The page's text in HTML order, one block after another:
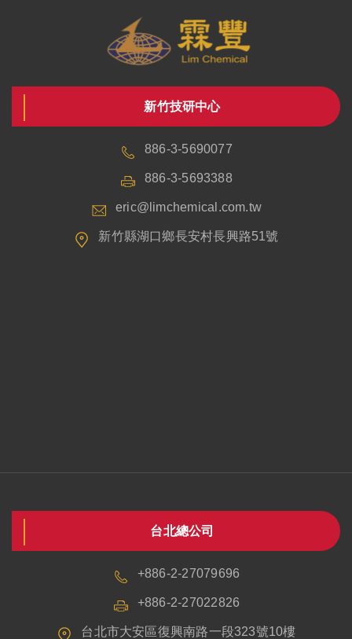
新竹技研中心
886-3-5690077
886-3-5693388
eric@limchemical.com.tw
新竹縣湖口鄉長安村長興路51號
台北總公司
+886-2-27079696
+886-2-27022826
台北市大安區復興南路一段323號10樓